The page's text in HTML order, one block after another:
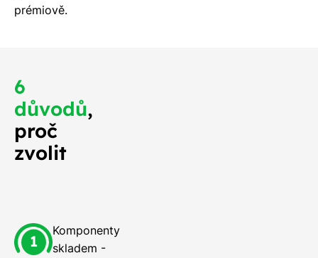
prémiově.
6
důvodů,
proč
zvolit
Komponenty
skladem -